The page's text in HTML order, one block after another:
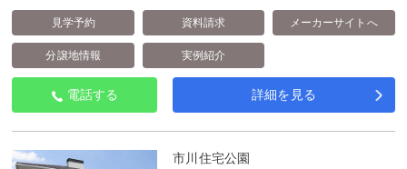
見学予約 資料請求 メーカーサイトへ
分譲地情報 実例紹介
電話する 詳細を見る
市川住宅公園